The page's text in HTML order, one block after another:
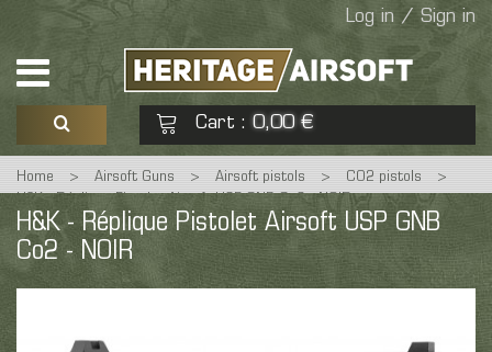
Log in / Sign in
Cart : 0,00 €
See my basket Check out
No products
Home > Airsoft Guns > Airsoft pistols > CO2 pistols
>
H&K - Réplique Pistolet Airsoft USP GNB Co2 - NOIR
H&K - Réplique Pistolet Airsoft USP GNB
Co2 - NOIR